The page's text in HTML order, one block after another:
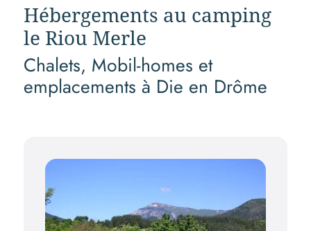
Hébergements au camping
le Riou Merle
Chalets, Mobil-homes et
emplacements à Die en Drôme